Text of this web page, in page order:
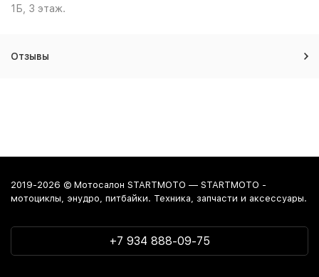
1Б, 3 этаж.
Отзывы
2019-2026 © Мотосалон STARTMOTO — STARTMOTO -
мотоциклы, энудро, питбайки. Техника, запчасти и аксессуары.
+7 934 888-09-75